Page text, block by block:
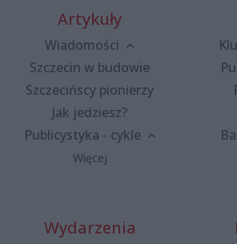
Artykuły
Wiadomości
Szczecin w budowie
Szczecińscy pionierzy
Jak jedziesz?
Publicystyka - cykle
Więcej
Wydarzenia